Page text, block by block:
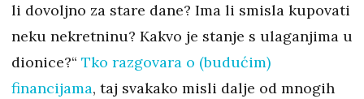
li dovoljno za stare dane? Ima li smisla kupovati
neku nekretninu? Kakvo je stanje s ulaganjima u
dionice?“ Tko razgovara o (budućim)
financijama, taj svakako misli dalje od mnogih